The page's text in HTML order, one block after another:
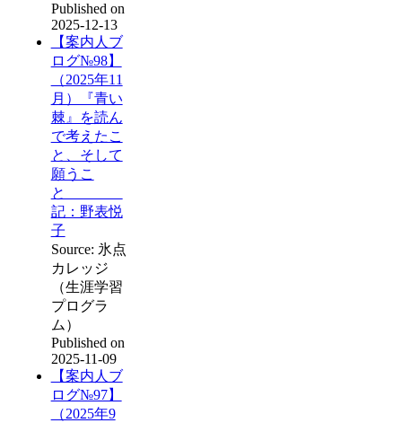
Published on
2025-12-13
【案内人ブ
ログ№98】
（2025年11
月）『青い
棘』を読ん
で考えたこ
と、そして
願うこ
と
記：野表悦
子
Source: 氷点
カレッジ
（生涯学習
プログラ
ム）
Published on
2025-11-09
【案内人ブ
ログ№97】
（2025年9